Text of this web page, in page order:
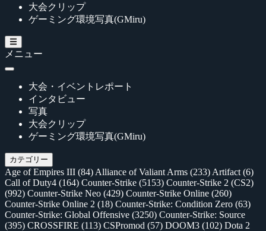
大会クリップ
ゲーミング環境写真(GMiru)
メニュー
大会・イベントレポート
インタビュー
写真
大会クリップ
ゲーミング環境写真(GMiru)
カテゴリー
Age of Empires III (84) Alliance of Valiant Arms (233) Artifact (6)
Call of Duty4 (164) Counter-Strike (5153) Counter-Strike 2 (CS2)
(992) Counter-Strike Neo (429) Counter-Strike Online (260)
Counter-Strike Online 2 (18) Counter-Strike: Condition Zero (63)
Counter-Strike: Global Offensive (3250) Counter-Strike: Source
(395) CROSSFIRE (113) CSPromod (57) DOOM3 (102) Dota 2